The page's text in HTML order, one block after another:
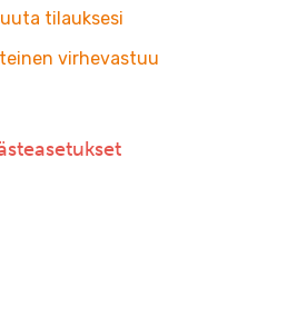
tilauksesi
virhevastuu